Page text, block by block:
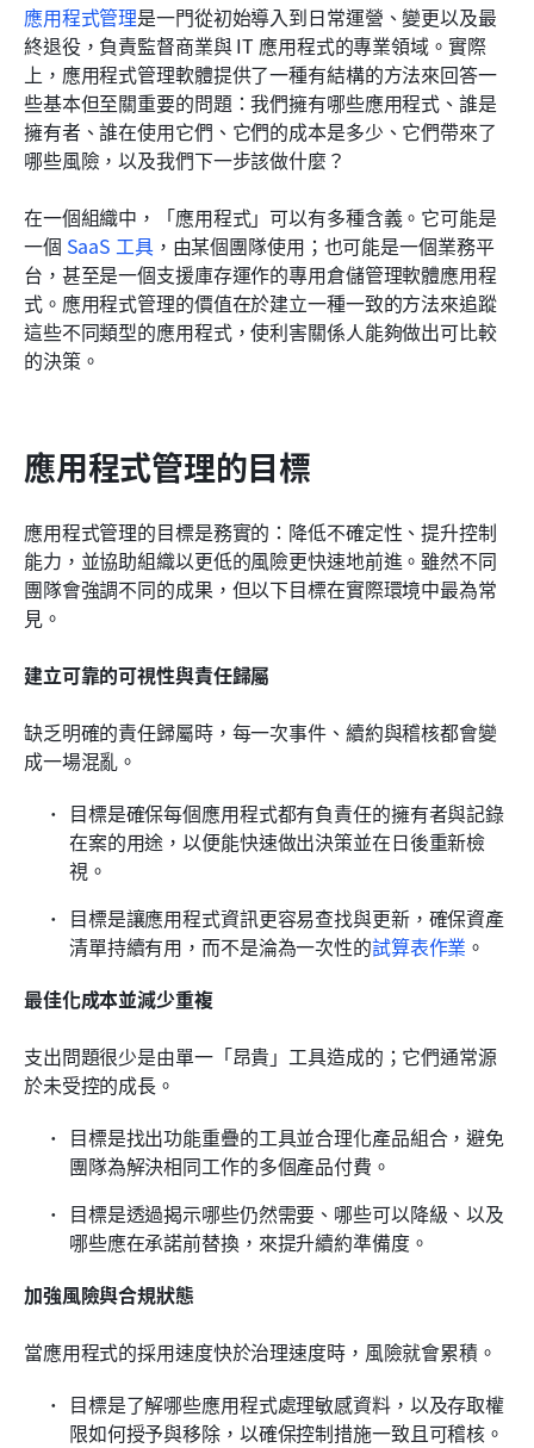
應用程式管理是一門從初始導入到日常運營、變更以及最
終退役，負責監督商業與 IT 應用程式的專業領域。實際
上，應用程式管理軟體提供了一種有結構的方法來回答一
些基本但至關重要的問題：我們擁有哪些應用程式、誰是
擁有者、誰在使用它們、它們的成本是多少、它們帶來了
哪些風險，以及我們下一步該做什麼？
在一個組織中，「應用程式」可以有多種含義。它可能是
一個 SaaS 工具，由某個團隊使用；也可能是一個業務平
台，甚至是一個支援庫存運作的專用倉儲管理軟體應用程
式。應用程式管理的價值在於建立一種一致的方法來追蹤
這些不同類型的應用程式，使利害關係人能夠做出可比較
的決策。
應用程式管理的目標
應用程式管理的目標是務實的：降低不確定性、提升控制
能力，並協助組織以更低的風險更快速地前進。雖然不同
團隊會強調不同的成果，但以下目標在實際環境中最為常
見。
建立可靠的可視性與責任歸屬
缺乏明確的責任歸屬時，每一次事件、續約與稽核都會變
成一場混亂。
目標是確保每個應用程式都有負責任的擁有者與記錄
在案的用途，以便能快速做出決策並在日後重新檢
視。
目標是讓應用程式資訊更容易查找與更新，確保資產
清單持續有用，而不是淪為一次性的試算表作業 。
最佳化成本並減少重複
支出問題很少是由單一「昂貴」工具造成的；它們通常源
於未受控的成長。
目標是找出功能重疊的工具並合理化產品組合，避免
團隊為解決相同工作的多個產品付費。
目標是透過揭示哪些仍然需要、哪些可以降級、以及
哪些應在承諾前替換，來提升續約準備度。
加強風險與合規狀態
當應用程式的採用速度快於治理速度時，風險就會累積。
目標是了解哪些應用程式處理敏感資料，以及存取權
限如何授予與移除，以確保控制措施一致且可稽核。